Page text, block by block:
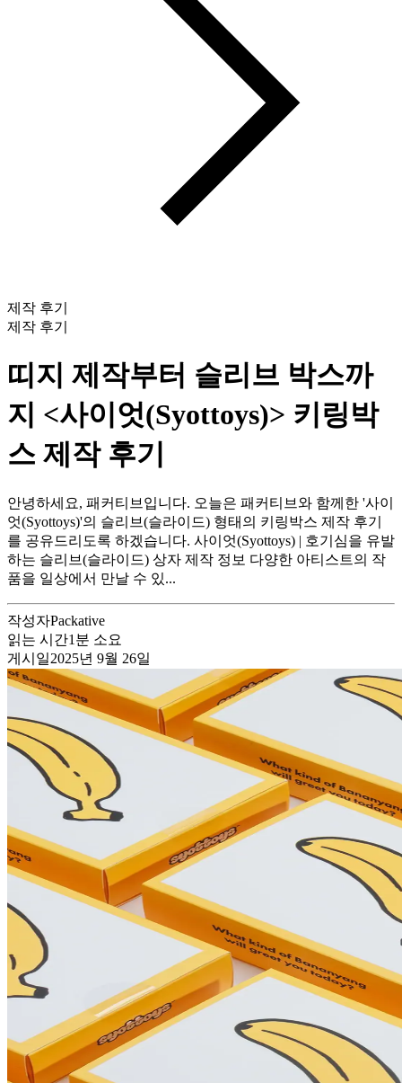
제작 후기
제작 후기
띠지 제작부터 슬리브 박스까
지 <사이엇(Syottoys)> 키링박
스 제작 후기
안녕하세요, 패커티브입니다. 오늘은 패커티브와 함께한 '사이
엇(Syottoys)'의 슬리브(슬라이드) 형태의 키링박스 제작 후기
를 공유드리도록 하겠습니다. 사이엇(Syottoys) | 호기심을 유발
하는 슬리브(슬라이드) 상자 제작 정보 다양한 아티스트의 작
품을 일상에서 만날 수 있...
작성자Packative
읽는 시간1 분 소요
게시일2025년 9월 26일